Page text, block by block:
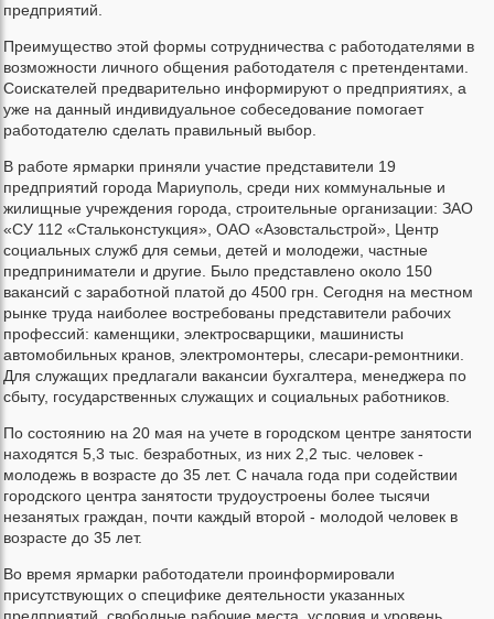
предприятий.
Преимущество этой формы сотрудничества с работодателями в
возможности личного общения работодателя с претендентами.
Соискателей предварительно информируют о предприятиях, а
уже на данный индивидуальное собеседование помогает
работодателю сделать правильный выбор.
В работе ярмарки приняли участие представители 19
предприятий города Мариуполь, среди них коммунальные и
жилищные учреждения города, строительные организации: ЗАО
«СУ 112 «Стальконстукция», ОАО «Азовстальстрой», Центр
социальных служб для семьи, детей и молодежи, частные
предприниматели и другие. Было представлено около 150
вакансий с заработной платой до 4500 грн. Сегодня на местном
рынке труда наиболее востребованы представители рабочих
профессий: каменщики, электросварщики, машинисты
автомобильных кранов, электромонтеры, слесари-ремонтники.
Для служащих предлагали вакансии бухгалтера, менеджера по
сбыту, государственных служащих и социальных работников.
По состоянию на 20 мая на учете в городском центре занятости
находятся 5,3 тыс. безработных, из них 2,2 тыс. человек -
молодежь в возрасте до 35 лет. С начала года при содействии
городского центра занятости трудоустроены более тысячи
незанятых граждан, почти каждый второй - молодой человек в
возрасте до 35 лет.
Во время ярмарки работодатели проинформировали
присутствующих о специфике деятельности указанных